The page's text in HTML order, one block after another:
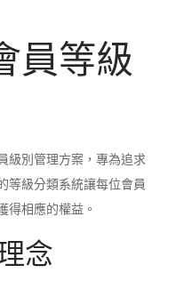
員等級
級別管理方案，專為追求
等級分類系統讓每位會員
得相應的權益。
念